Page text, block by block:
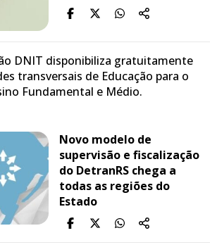
DNIT disponibiliza gratuitamente
transversais de Educação para o
Fundamental e Médio.
Novo modelo de
supervisão e fiscalização
do DetranRS chega a
todas as regiões do
Estado